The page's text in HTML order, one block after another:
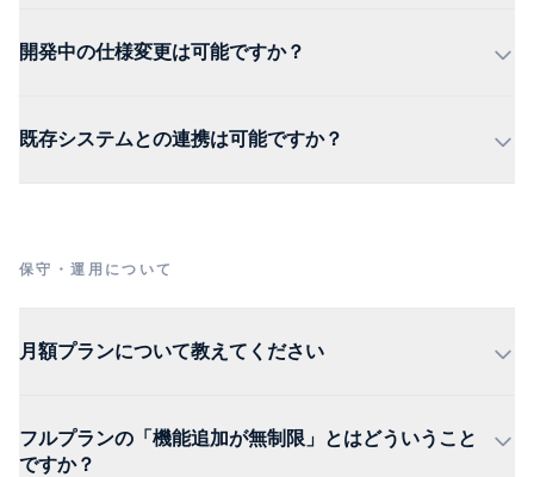
開発中の仕様変更は可能ですか？
既存システムとの連携は可能ですか？
保守・運用について
月額プランについて教えてください
フルプランの「機能追加が無制限」とはどういうこと
ですか？